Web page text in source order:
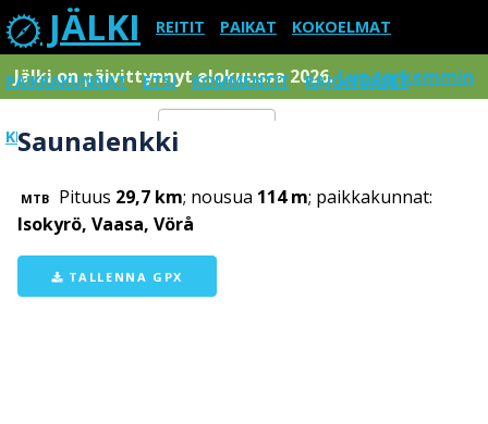
JÄLKI REITIT PAIKAT KOKOELMAT
PAIKKAKUNNAT ETSI KOMMENTIT RAJOITUKSET
KIRJAUDU SISÄÄN
Jälki on päivittynnyt elokuussa 2026.Lue tarkemmin
Saunalenkki
MTB Pituus 29,7 km; nousua 114 m; paikkakunnat:
Isokyrö, Vaasa, Vörå
TALLENNA GPX